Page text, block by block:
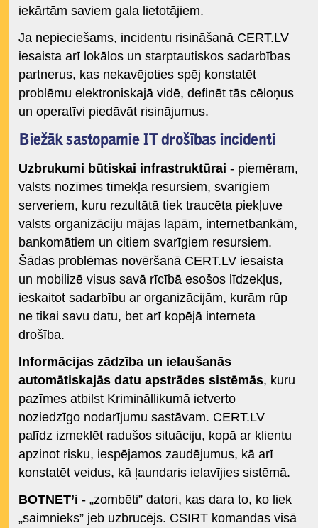
iekārtām saviem gala lietotājiem.
Ja nepieciešams, incidentu risināšanā CERT.LV
iesaista arī lokālos un starptautiskos sadarbības
partnerus, kas nekavējoties spēj konstatēt
problēmu elektroniskajā vidē, definēt tās cēloņus
un operatīvi piedāvāt risinājumus.
Biežāk sastopamie IT drošības incidenti
Uzbrukumi būtiskai infrastruktūrai - piemēram,
valsts nozīmes tīmekļa resursiem, svarīgiem
serveriem, kuru rezultātā tiek traucēta piekļuve
valsts organizāciju mājas lapām, internetbankām,
bankomātiem un citiem svarīgiem resursiem.
Šādas problēmas novēršanā CERT.LV iesaista
un mobilizē visus savā rīcībā esošos līdzekļus,
ieskaitot sadarbību ar organizācijām, kurām rūp
ne tikai savu datu, bet arī kopējā interneta
drošība.
Informācijas zādzība un ielaušanās
automātiskajās datu apstrādes sistēmās, kuru
pazīmes atbilst Krimināllikumā ietverto
noziedzīgo nodarījumu sastāvam. CERT.LV
palīdz izmeklēt radušos situāciju, kopā ar klientu
apzinot risku, iespējamos zaudējumus, kā arī
konstatēt veidus, kā ļaundaris ielavījies sistēmā.
BOTNET’i - „zombēti” datori, kas dara to, ko liek
„saimnieks” jeb uzbrucējs. CSIRT komandas visā